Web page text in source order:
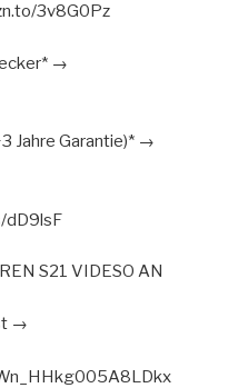
3v8G0Pz
→
Jahre Garantie)* →
dD9lsF
S21 VIDESO AN
→